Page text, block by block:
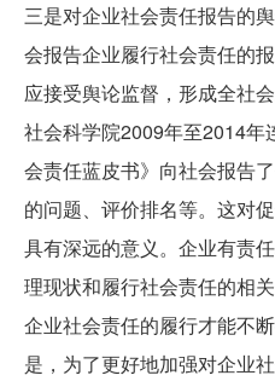
三是对企业社会责任报告的
会报告企业履行社会责任的
应接受舆论监督，形成全社
社会科学院2009年至2014年
会责任蓝皮书》向社会报告
的问题、评价排名等。这对
具有深远的意义。企业有责
理现状和履行社会责任的相
企业社会责任的履行才能不
是，为了更好地加强对企业